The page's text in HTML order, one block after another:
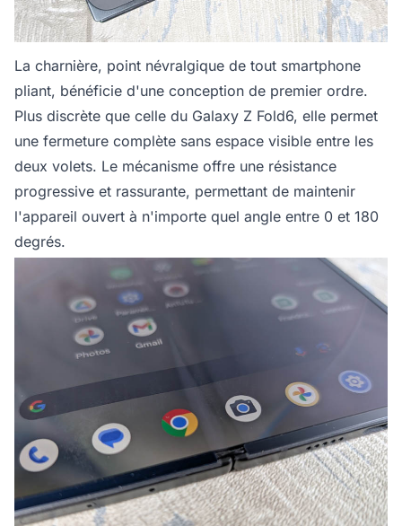
La charnière, point névralgique de tout smartphone
pliant, bénéficie d'une conception de premier ordre.
Plus discrète que celle du Galaxy Z Fold6, elle permet
une fermeture complète sans espace visible entre les
deux volets. Le mécanisme offre une résistance
progressive et rassurante, permettant de maintenir
l'appareil ouvert à n'importe quel angle entre 0 et 180
degrés.